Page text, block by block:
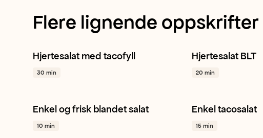
Flere lignende oppskrifter
Hjertesalat Mango Avokado
Hjertesalat med tacofyll
30 min
Hjertesalat Tomat
Hjertesalat BLT
20 min
Agurk Tomat Rødløk + 1
Enkel og frisk blandet salat
10 min
Meksikansk Salat
Enkel tacosalat
15 min